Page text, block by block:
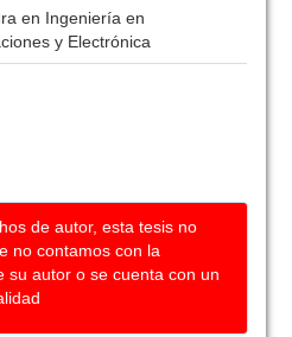
en Ingeniería en
y Electrónica
de autor, esta tesis no
no contamos con la
su autor o se cuenta con un